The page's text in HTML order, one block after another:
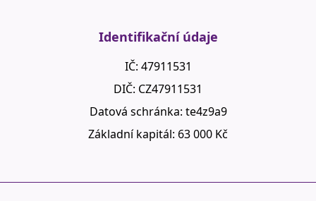
Identifikační údaje
IČ: 47911531
DIČ: CZ47911531
Datová schránka: te4z9a9
Základní kapitál: 63 000 Kč